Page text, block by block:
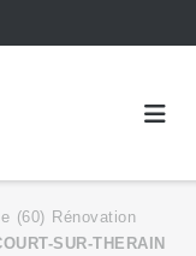
(60) Rénovation
SUR-THERAIN